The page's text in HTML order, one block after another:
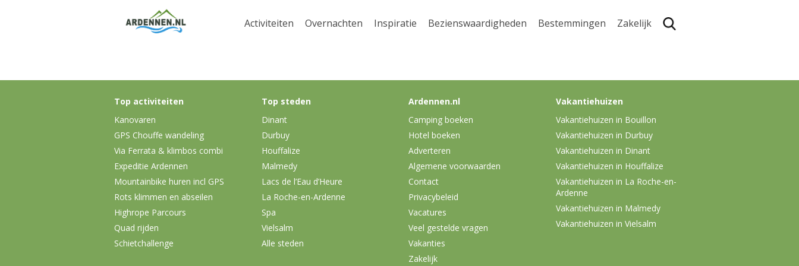
Activiteiten Overnachten Inspiratie Bezienswaardigheden Bestemmingen Zakelijk
Top activiteiten
Kanovaren
GPS Chouffe wandeling
Via Ferrata & klimbos combi
Expeditie Ardennen
Mountainbike huren incl GPS
Rots klimmen en abseilen
Highrope Parcours
Quad rijden
Schietchallenge
Top steden
Dinant
Durbuy
Houffalize
Malmedy
Lacs de l’Eau d’Heure
La Roche-en-Ardenne
Spa
Vielsalm
Alle steden
Ardennen.nl
Camping boeken
Hotel boeken
Adverteren
Algemene voorwaarden
Contact
Privacybeleid
Vacatures
Veel gestelde vragen
Vakanties
Zakelijk
Vakantiehuizen
Vakantiehuizen in Bouillon
Vakantiehuizen in Durbuy
Vakantiehuizen in Dinant
Vakantiehuizen in Houffalize
Vakantiehuizen in La Roche-en-
Ardenne
Vakantiehuizen in Malmedy
Vakantiehuizen in Vielsalm